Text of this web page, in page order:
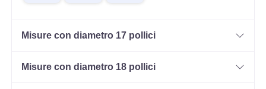
Misure con diametro 17 pollici
Misure con diametro 18 pollici